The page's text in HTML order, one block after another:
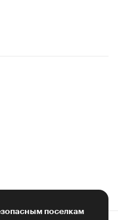
поселкам